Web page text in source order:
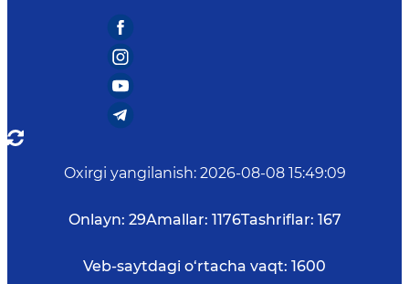
Oxirgi yangilanish: 2026-08-08 15:49:09
Onlayn: 29Amallar: 1176Tashriflar: 167
Veb-saytdagi o‘rtacha vaqt: 1600